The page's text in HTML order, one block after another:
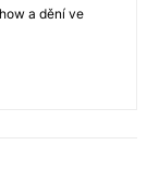
a dění ve